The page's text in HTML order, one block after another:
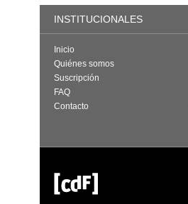
INSTITUCIONALES
Inicio
Quiénes somos
Suscripción
FAQ
Contacto